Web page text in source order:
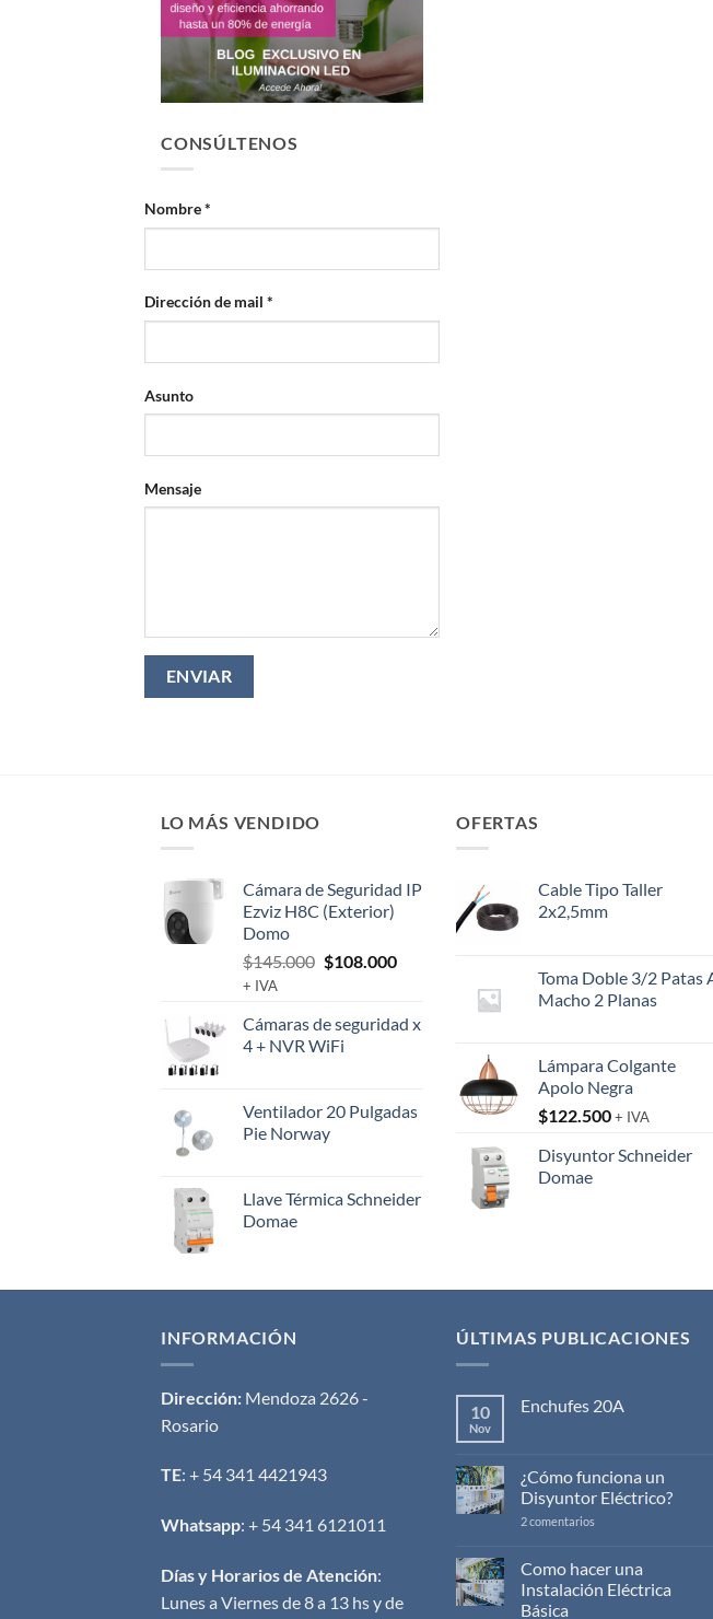
CONSÚLTENOS
Nombre *
Dirección de mail *
Asunto
Mensaje
LO MÁS VENDIDO
Cámara de Seguridad IP
Ezviz H8C (Exterior)
Domo
$145.000 El
era:
$145.000.
$108.000El
es:
+ IVA
Cámaras de seguridad x
4 + NVR WiFi
Ventilador 20 Pulgadas
Pie Norway
Llave Térmica Schneider
Domae
OFERTAS
Cable Tipo Taller
2x2,5mm
Toma Doble 3/2 Patas
Macho 2 Planas
Lámpara Colgante
Apolo Negra
$122.500+ IVA
Disyuntor Schneider
Domae
INFORMACIÓN
Dirección: Mendoza 2626 -
Rosario
TE: + 54 341 4421943
Whatsapp: + 54 341 6121011
Días y Horarios de Atención:
Lunes a Viernes de 8 a 13 hs y de
ÚLTIMAS PUBLICACIONES
10
Nov
Enchufes 20A
en
Enchufes
20A
¿Cómo funciona un
Disyuntor Eléctrico?
2 comentarios
Disyuntor
Eléctrico?
Como hacer una
Instalación Eléctrica
Básica